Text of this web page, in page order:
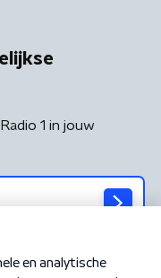
1 in jouw